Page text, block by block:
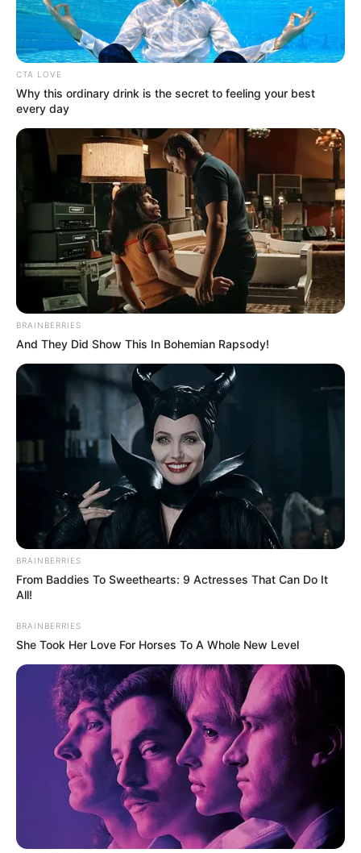
CTA LOVE
Why this ordinary drink is the secret to feeling your best
every day
BRAINBERRIES
And They Did Show This In Bohemian Rapsody!
BRAINBERRIES
From Baddies To Sweethearts: 9 Actresses That Can Do It
All!
BRAINBERRIES
She Took Her Love For Horses To A Whole New Level